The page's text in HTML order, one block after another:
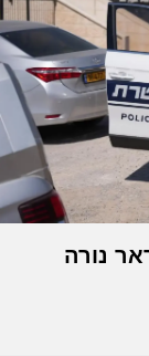
נורה